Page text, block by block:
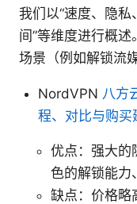
我们以“速度、隐
间”等维度进行概
场景（例如解锁流
NordVPN 八方
程、对比与购买
优点：强大的
色的解锁能
缺点：价格略